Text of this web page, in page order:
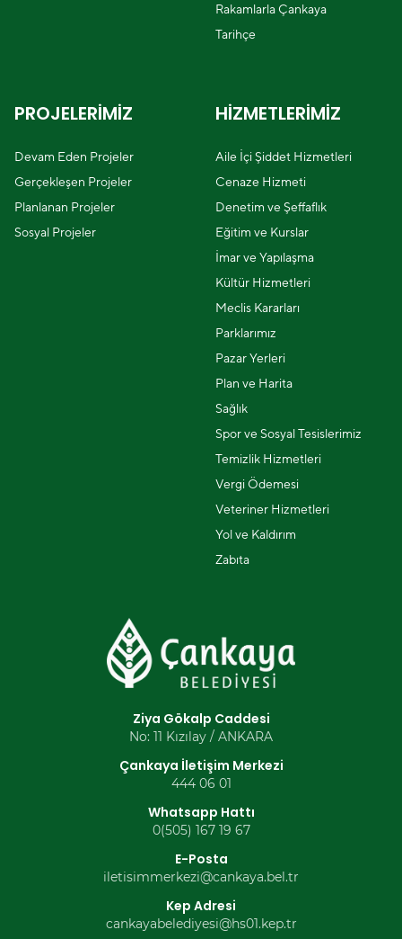
Rakamlarla Çankaya
Tarihçe
PROJELERİMİZ
Devam Eden Projeler
Gerçekleşen Projeler
Planlanan Projeler
Sosyal Projeler
HİZMETLERİMİZ
Aile İçi Şiddet Hizmetleri
Cenaze Hizmeti
Denetim ve Şeffaflık
Eğitim ve Kurslar
İmar ve Yapılaşma
Kültür Hizmetleri
Meclis Kararları
Parklarımız
Pazar Yerleri
Plan ve Harita
Sağlık
Spor ve Sosyal Tesislerimiz
Temizlik Hizmetleri
Vergi Ödemesi
Veteriner Hizmetleri
Yol ve Kaldırım
Zabıta
Ziya Gökalp Caddesi
No: 11 Kızılay / ANKARA
Çankaya İletişim Merkezi
444 06 01
Whatsapp Hattı
0(505) 167 19 67
E-Posta
iletisimmerkezi@cankaya.bel.tr
Kep Adresi
cankayabelediyesi@hs01.kep.tr